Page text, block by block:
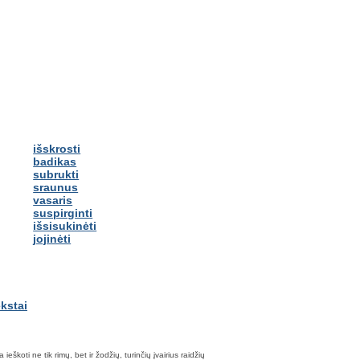
išskrosti
badikas
subrukti
sraunus
vasaris
suspirginti
išsisukinėti
jojinėti
ne tik rimų, bet ir žodžių, turinčių įvairius raidžių